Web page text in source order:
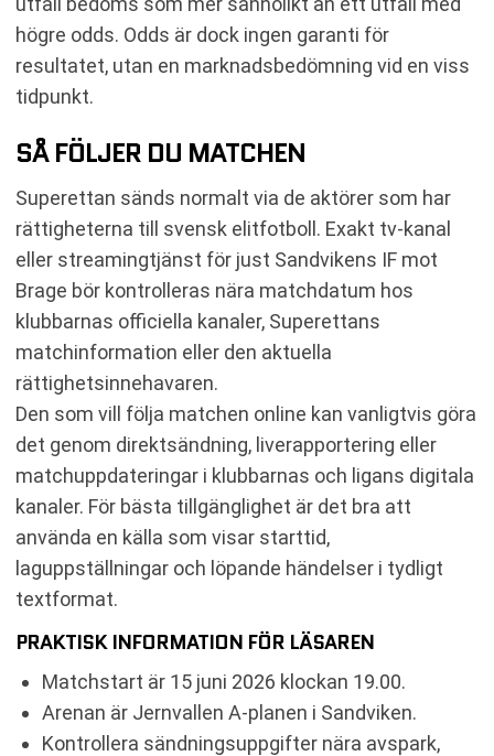
högre odds. Odds är dock ingen garanti för
resultatet, utan en marknadsbedömning vid en viss
tidpunkt.
SÅ FÖLJER DU MATCHEN
Superettan sänds normalt via de aktörer som har
rättigheterna till svensk elitfotboll. Exakt tv-kanal
eller streamingtjänst för just Sandvikens IF mot
Brage bör kontrolleras nära matchdatum hos
klubbarnas officiella kanaler, Superettans
matchinformation eller den aktuella
rättighetsinnehavaren.
Den som vill följa matchen online kan vanligtvis göra
det genom direktsändning, liverapportering eller
matchuppdateringar i klubbarnas och ligans digitala
kanaler. För bästa tillgänglighet är det bra att
använda en källa som visar starttid,
laguppställningar och löpande händelser i tydligt
textformat.
PRAKTISK INFORMATION FÖR LÄSAREN
Matchstart är 15 juni 2026 klockan 19.00.
Arenan är Jernvallen A-planen i Sandviken.
Kontrollera sändningsuppgifter nära avspark,